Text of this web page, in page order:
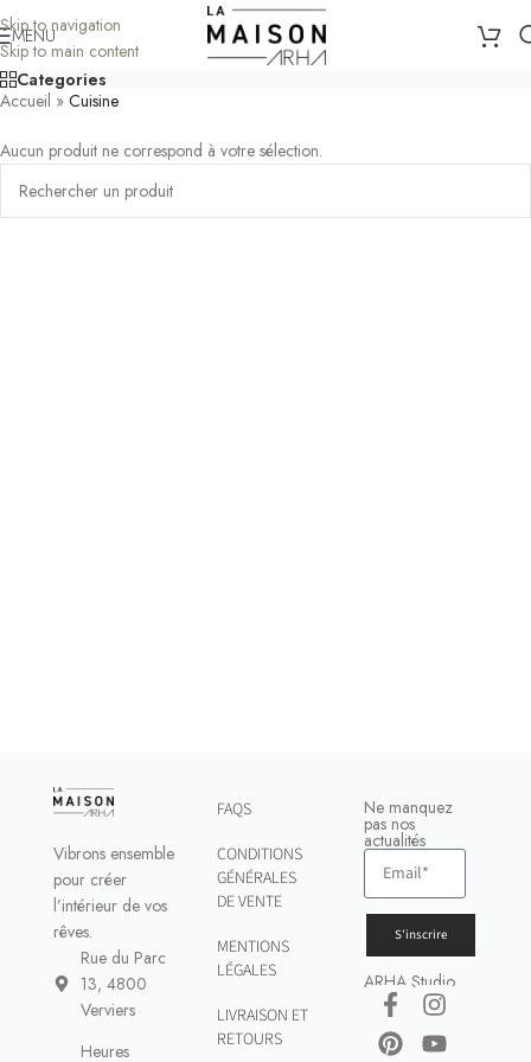
Skip to navigation
Skip to main content
MENU
Categories
Accueil » Cuisine
Aucun produit ne correspond à votre sélection.
Vibrons ensemble
pour créer
l’intérieur de vos
rêves.
Rue du Parc
13, 4800
Verviers
Heures
FAQS
CONDITIONS
GÉNÉRALES
DE VENTE
MENTIONS
LÉGALES
LIVRAISON ET
RETOURS
Ne manquez
pas nos
actualités
S'inscrire
ARHA Studio